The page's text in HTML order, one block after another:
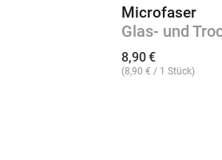
Microfaser
Glas- und
8,90€
(8,90 € / 1 Stück)